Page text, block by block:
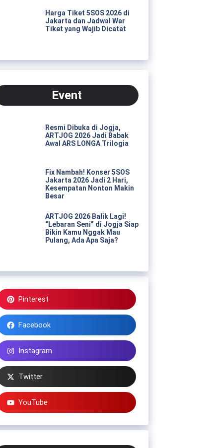
Harga Tiket 5SOS 2026 di
Jakarta dan Jadwal War
Tiket yang Wajib Dicatat
Event
Resmi Dibuka di Jogja,
ARTJOG 2026 Jadi Babak
Awal ARS LONGA Trilogia
Fix Nambah! Konser 5SOS
Jakarta 2026 Jadi 2 Hari,
Kesempatan Nonton Makin
Besar
ARTJOG 2026 Balik Lagi!
“Lebaran Seni” di Jogja Siap
Bikin Kamu Nggak Mau
Pulang, Ada Apa Saja?
Pinterest
Facebook
Instagram
Twitter
YouTube